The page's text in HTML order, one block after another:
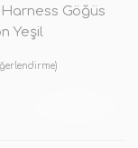
Göğüs
Yeşil